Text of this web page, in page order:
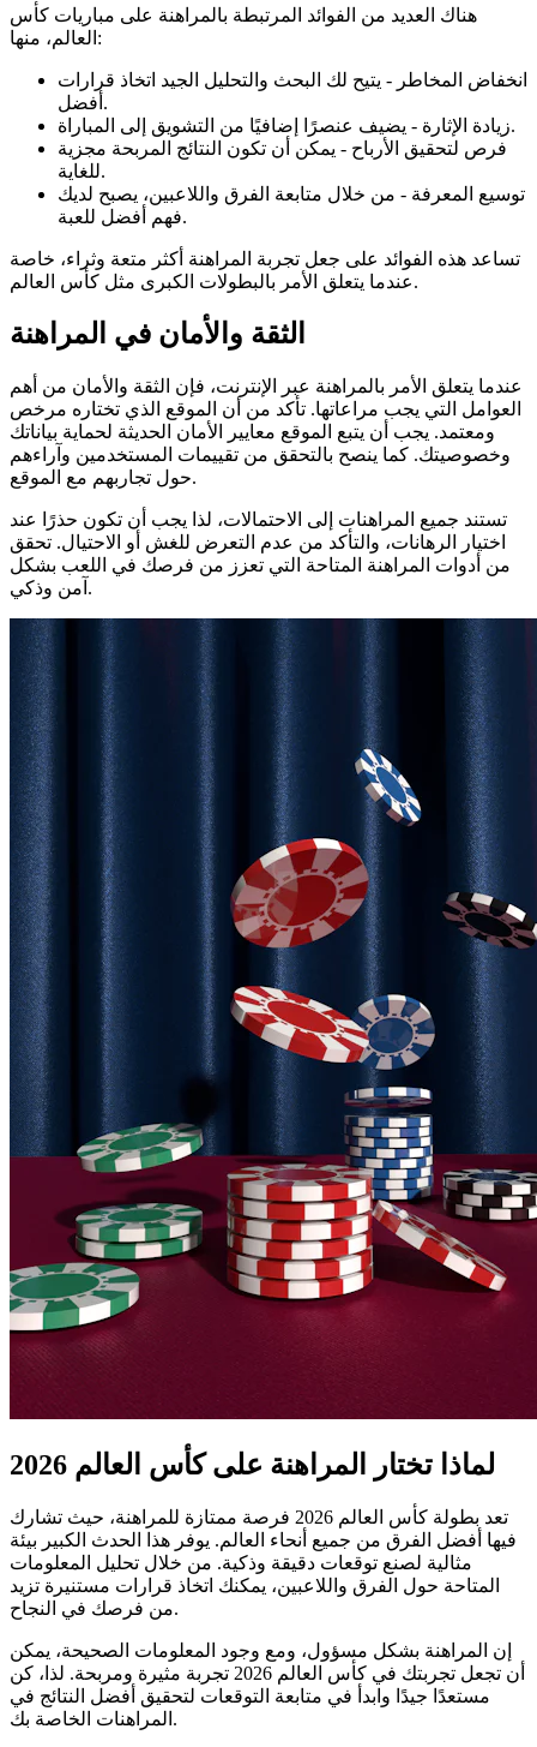
هناك العديد من الفوائد المرتبطة بالمراهنة على مباريات كأس
العالم، منها:
انخفاض المخاطر - يتيح لك البحث والتحليل الجيد اتخاذ قرارات
أفضل.
زيادة الإثارة - يضيف عنصرًا إضافيًا من التشويق إلى المباراة.
فرص لتحقيق الأرباح - يمكن أن تكون النتائج المربحة مجزية
للغاية.
توسيع المعرفة - من خلال متابعة الفرق واللاعبين، يصبح لديك
فهم أفضل للعبة.
تساعد هذه الفوائد على جعل تجربة المراهنة أكثر متعة وثراء، خاصة
عندما يتعلق الأمر بالبطولات الكبرى مثل كأس العالم.
الثقة والأمان في المراهنة
عندما يتعلق الأمر بالمراهنة عبر الإنترنت، فإن الثقة والأمان من أهم
العوامل التي يجب مراعاتها. تأكد من أن الموقع الذي تختاره مرخص
ومعتمد. يجب أن يتبع الموقع معايير الأمان الحديثة لحماية بياناتك
وخصوصيتك. كما ينصح بالتحقق من تقييمات المستخدمين وآراءهم
حول تجاربهم مع الموقع.
تستند جميع المراهنات إلى الاحتمالات، لذا يجب أن تكون حذرًا عند
اختيار الرهانات، والتأكد من عدم التعرض للغش أو الاحتيال. تحقق
من أدوات المراهنة المتاحة التي تعزز من فرصك في اللعب بشكل
آمن وذكي.
لماذا تختار المراهنة على كأس العالم 2026
تعد بطولة كأس العالم 2026 فرصة ممتازة للمراهنة، حيث تشارك
فيها أفضل الفرق من جميع أنحاء العالم. يوفر هذا الحدث الكبير بيئة
مثالية لصنع توقعات دقيقة وذكية. من خلال تحليل المعلومات
المتاحة حول الفرق واللاعبين، يمكنك اتخاذ قرارات مستنيرة تزيد
من فرصك في النجاح.
إن المراهنة بشكل مسؤول، ومع وجود المعلومات الصحيحة، يمكن
أن تجعل تجربتك في كأس العالم 2026 تجربة مثيرة ومربحة. لذا، كن
مستعدًا جيدًا وابدأ في متابعة التوقعات لتحقيق أفضل النتائج في
المراهنات الخاصة بك.